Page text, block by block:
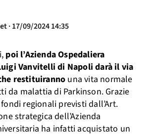
· 17/09/2024 14:35
poi l’Azienda Ospedaliera
Vanvitelli di Napoli darà il via
restituiranno una vita normale
da malattia di Parkinson. Grazie
regionali previsti dall’Art.
strategica dell’Azienda
ha infatti acquistato un